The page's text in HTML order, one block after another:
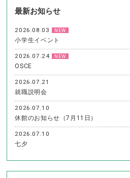
最新お知らせ
2026.08.03 NEW
小学生イベント
2026.07.24 NEW
OSCE
2026.07.21
就職説明会
2026.07.10
休館のお知らせ（7月11日）
2026.07.10
七夕